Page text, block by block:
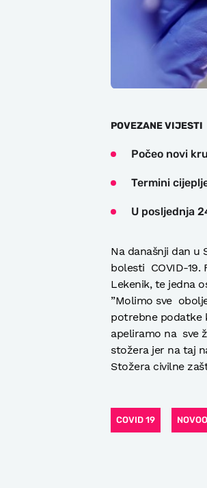
POVEZANE VIJESTI
Počeo novi
Termini
U posljednja
Na današnji dan u
bolesti COVID-19.
Lekenik, te jedna
”Molimo sve
potrebne podatke
apeliramo na sve
stožera jer na taj
Stožera civilne
COVID 19